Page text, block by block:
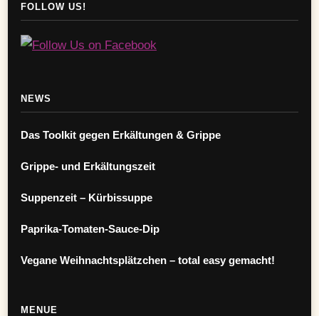
FOLLOW US!
NEWS
Das Toolkit gegen Erkältungen & Grippe
Grippe- und Erkältungszeit
Suppenzeit – Kürbissuppe
Paprika-Tomaten-Sauce-Dip
Vegane Weihnachtsplätzchen – total easy gemacht!
MENUE